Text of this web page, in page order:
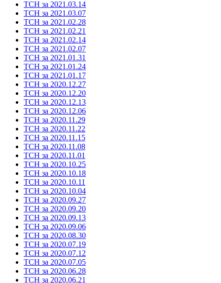
ТСН за 2021.03.14
ТСН за 2021.03.07
ТСН за 2021.02.28
ТСН за 2021.02.21
ТСН за 2021.02.14
ТСН за 2021.02.07
ТСН за 2021.01.31
ТСН за 2021.01.24
ТСН за 2021.01.17
ТСН за 2020.12.27
ТСН за 2020.12.20
ТСН за 2020.12.13
ТСН за 2020.12.06
ТСН за 2020.11.29
ТСН за 2020.11.22
ТСН за 2020.11.15
ТСН за 2020.11.08
ТСН за 2020.11.01
ТСН за 2020.10.25
ТСН за 2020.10.18
ТСН за 2020.10.11
ТСН за 2020.10.04
ТСН за 2020.09.27
ТСН за 2020.09.20
ТСН за 2020.09.13
ТСН за 2020.09.06
ТСН за 2020.08.30
ТСН за 2020.07.19
ТСН за 2020.07.12
ТСН за 2020.07.05
ТСН за 2020.06.28
ТСН за 2020.06.21